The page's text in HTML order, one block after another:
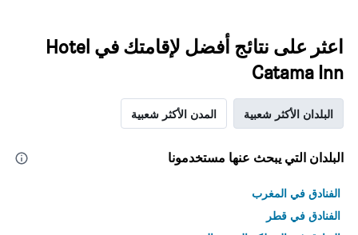
اعثر على نتائج أفضل لإقامتك في Hotel
Catama Inn
البلدان الأكثر شعبية المدن الأكثر شعبية
البلدان التي يبحث عنها مستخدمونا
الفنادق في المغرب
الفنادق في قطر